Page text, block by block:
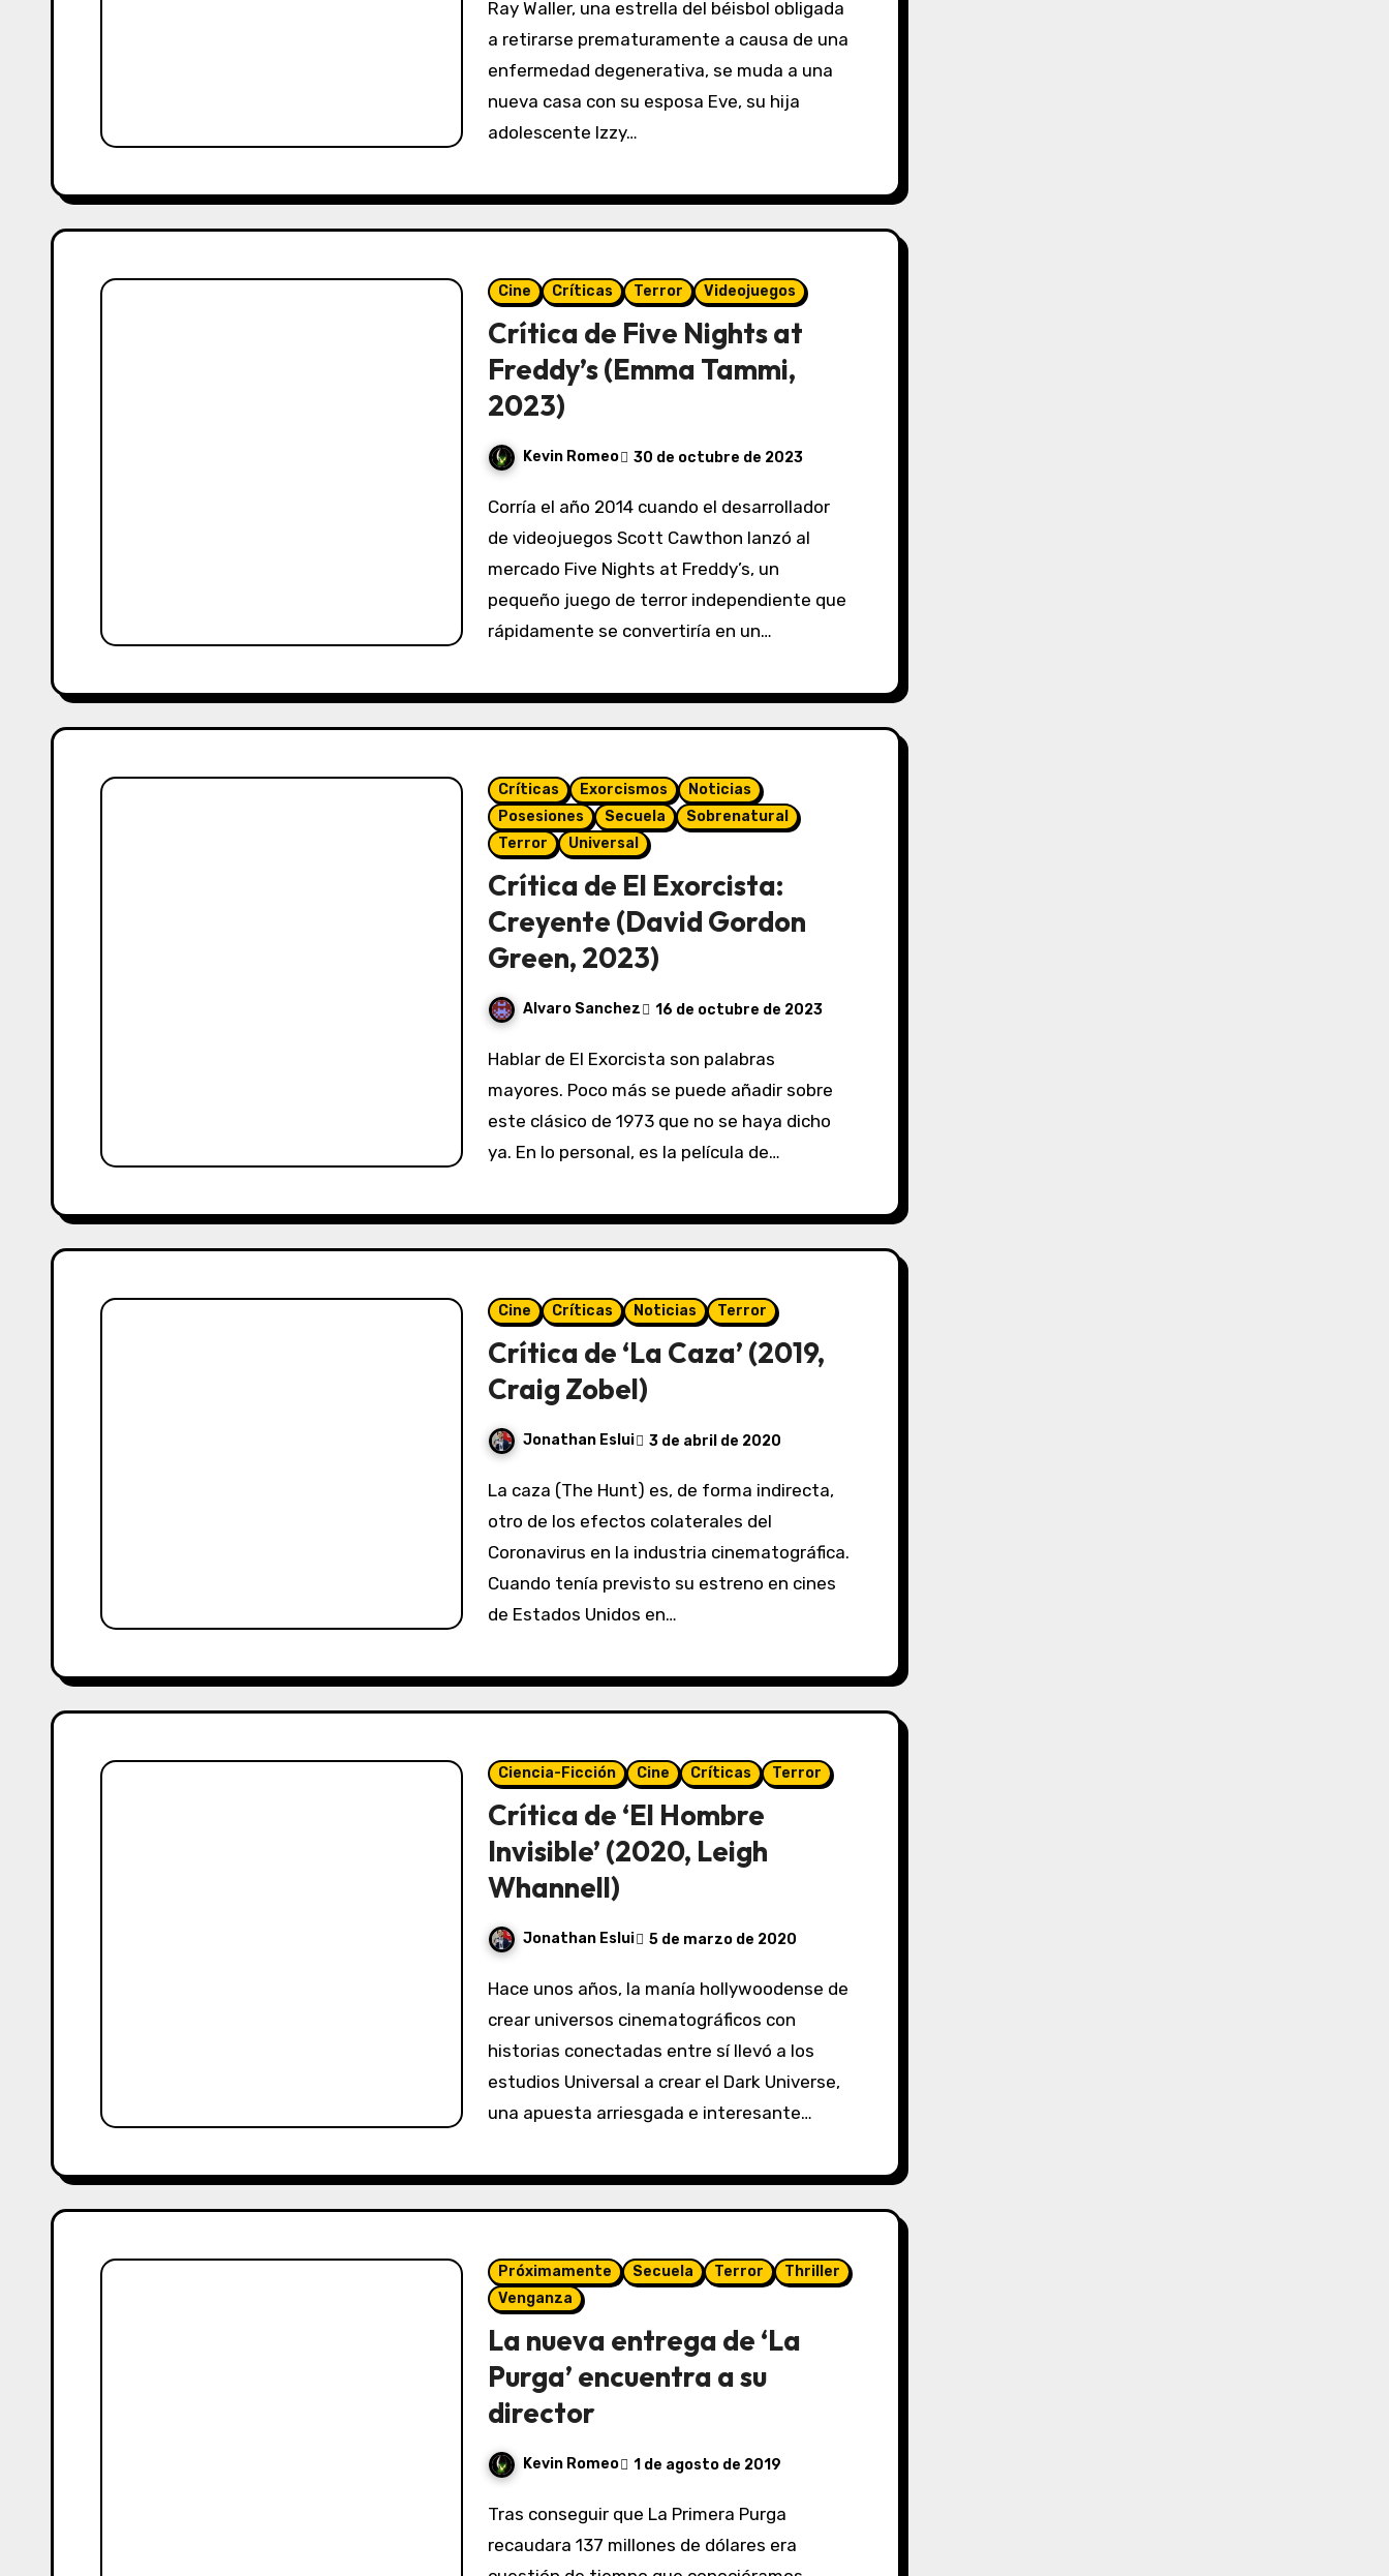
Ray Waller, una estrella del béisbol obligada
a retirarse prematuramente a causa de una
enfermedad degenerativa, se muda a una
nueva casa con su esposa Eve, su hija
adolescente Izzy…
Cine Críticas Terror Videojuegos
Crítica de Five Nights at
Freddy’s (Emma Tammi,
2023)
Kevin Romeo 30 de octubre de 2023
Corría el año 2014 cuando el desarrollador
de videojuegos Scott Cawthon lanzó al
mercado Five Nights at Freddy’s, un
pequeño juego de terror independiente que
rápidamente se convertiría en un…
Críticas Exorcismos
Noticias
Posesiones
Secuela
Sobrenatural
Terror
Universal
Crítica de El Exorcista:
Creyente (David Gordon
Green, 2023)
Alvaro Sanchez 16 de octubre de 2023
Hablar de El Exorcista son palabras
mayores. Poco más se puede añadir sobre
este clásico de 1973 que no se haya dicho
ya. En lo personal, es la película de…
Cine Críticas Noticias Terror
Crítica de ‘La Caza’ (2019,
Craig Zobel)
Jonathan Eslui 3 de abril de 2020
La caza (The Hunt) es, de forma indirecta,
otro de los efectos colaterales del
Coronavirus en la industria cinematográfica.
Cuando tenía previsto su estreno en cines
de Estados Unidos en…
Ciencia-Ficción Cine Críticas Terror
Crítica de ‘El Hombre
Invisible’ (2020, Leigh
Whannell)
Jonathan Eslui 5 de marzo de 2020
Hace unos años, la manía hollywoodense de
crear universos cinematográficos con
historias conectadas entre sí llevó a los
estudios Universal a crear el Dark Universe,
una apuesta arriesgada e interesante…
Próximamente Secuela Terror
Thriller
Venganza
La nueva entrega de ‘La
Purga’ encuentra a su
director
Kevin Romeo 1 de agosto de 2019
Tras conseguir que La Primera Purga
recaudara 137 millones de dólares era